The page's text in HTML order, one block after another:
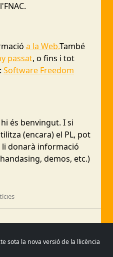
a la Web.També
passat, o fins i tot
Software Freedom
és benvingut. I si
(encara) el PL, pot
donarà informació
demos, etc.)
sota la nova versió de la llicència